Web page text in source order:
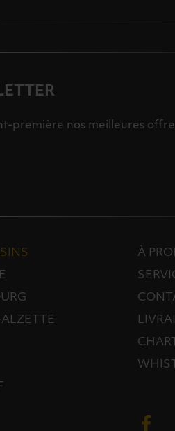
première nos meilleures
À